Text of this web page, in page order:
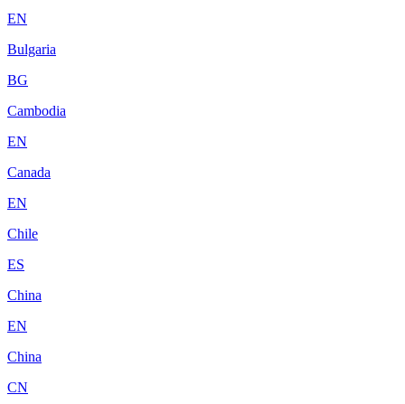
EN
Bulgaria
BG
Cambodia
EN
Canada
EN
Chile
ES
China
EN
China
CN